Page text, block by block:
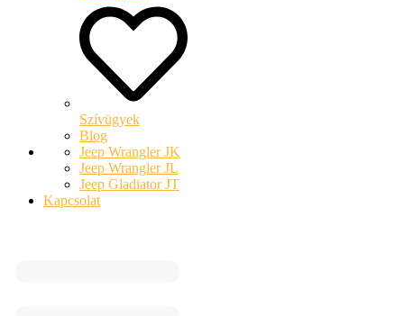
Szívügyek
Blog
Jeep Wrangler JK
Jeep Wrangler JL
Jeep Gladiator JT
Kapcsolat